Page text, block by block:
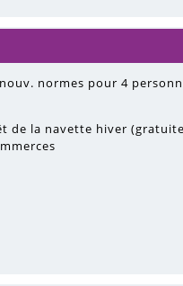
normes pour 4
de la navette hiver